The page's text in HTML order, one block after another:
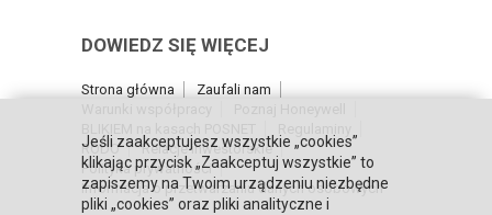
DOWIEDZ SIĘ WIĘCEJ
Strona główna
Zaufali nam
RODO
Relacje inwestorskie
Polityka prywatności
Informacja o przetwarzaniu danych osobowych
Jeśli zaakceptujesz wszystkie „cookies”
klikając przycisk „Zaakceptuj wszystkie” to
zapiszemy na Twoim urządzeniu niezbędne
pliki „cookies” oraz pliki analityczne i